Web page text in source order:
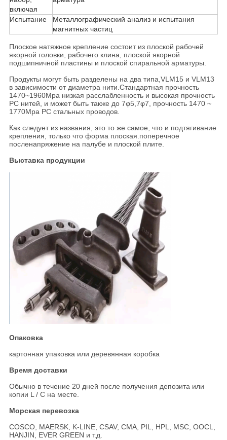
включая
Испытание
Металлографический анализ и испытания
магнитных частиц
Плоское натяжное крепление состоит из плоской рабочей
якорной головки, рабочего клина, плоской якорной
подшипничной пластины и плоской спиральной арматуры.
Продукты могут быть разделены на два типа,VLM15 и VLM13
в зависимости от диаметра нити.Стандартная прочность
1470~1960Mpa низкая расслабленность и высокая прочность
PC нитей, и может быть также до 7φ5,7φ7, прочность 1470 ~
1770Mpa PC стальных проводов.
Как следует из названия, это то же самое, что и подтягивание
крепления, только что форма плоская.поперечное
посленапряжение на палубе и плоской плите.
Выставка продукции
Опаковка
картонная упаковка или деревянная коробка
Время доставки
Обычно в течение 20 дней после получения депозита или
копии L / C на месте.
Морская перевозка
COSCO, MAERSK, K-LINE, CSAV, CMA, PIL, HPL, MSC, OOCL,
HANJIN, EVER GREEN и т.д.